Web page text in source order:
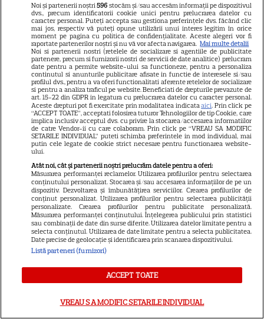
Ce este oțetul de orez și în ce
preparate se folosește
Ce este săpunul de Marsilia și
la ce se folosește
Câte calorii au cireșele și ce
nutrienți conțin
ALTE ARTICOLE
INTERESANTE
Noi și partenerii noștri596 stocăm și/sau accesăm informații pe dispozitivul
dvs., precum identificatorii cookie unici pentru prelucrarea datelor cu
caracter personal. Puteți accepta sau gestiona preferințele dvs. făcând clic
mai jos, respectiv vă puteți opune utilizării unui interes legitim în orice
moment pe pagina cu politica de confidențialitate. Aceste alegeri vor fi
raportate partenerilor noștri și nu vă vor afecta navigarea. Mai multe detalii
Noi si partenerii nostri (retelele de socializare si agentiile de publicitate
partenere, precum si furnizorii nostri de servicii de date analitice) prelucram
date pentru a permite website-ului sa functioneze, pentru a personaliza
continutul si anunturile publicitare afisate in functie de interesele si/sau
profilul dvs., pentru a va oferi functionalitati aferente retelelor de socializare
si pentru a analiza traficul pe website. Beneficiati de drepturile prevazute de
art. 15-22 din GDPR in legatura cu prelucrarea datelor cu caracter personal.
Aceste drepturi pot fi exercitate prin modalitatea indicataaici. Prin click pe
“ACCEPT TOATE”, acceptati folosirea tuturor Tehnologiilor de tip Cookie, care
implica inclusiv acceptul dvs. cu privire la stocarea/accesarea informatiilor
de catre Vendor-ii cu care colaboram. Prin click pe “VREAU SA MODIFIC
SETARILE INDIVIDUAL” puteti schimba preferintele in mod individual, mai
putin cele legate de cookie strict necesare pentru functionarea website-
ului.
Atât noi, cât și partenerii noștri prelucrăm datele pentru a oferi:
Măsurarea performanței reclamelor. Utilizarea profilurilor pentru selectarea
conținutului personalizat. Stocarea și/sau accesarea informațiilor de pe un
dispozitiv. Dezvoltarea și îmbunătățirea serviciilor. Crearea profilurilor de
conținut personalizat. Utilizarea profilurilor pentru selectarea publicității
personalizate. Crearea profilurilor pentru publicitate personalizată.
Măsurarea performanței conținutului. Înțelegerea publicului prin statistici
sau combinații de date din surse diferite. Utilizarea datelor limitate pentru a
selecta conținutul. Utilizarea de date limitate pentru a selecta publicitatea.
Date precise de geolocație și identificarea prin scanarea dispozitivului.
Listă parteneri (furnizori)
ACCEPT TOATE
VREAU SA MODIFIC SETARILE INDIVIDUAL